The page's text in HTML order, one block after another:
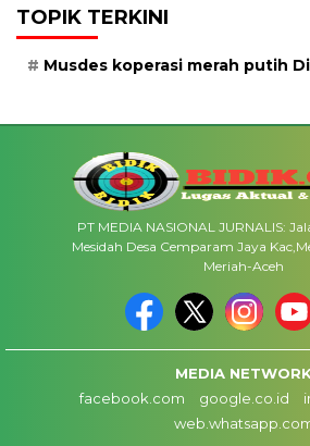
TOPIK TERKINI
Musdes koperasi merah putih
PT MEDIA NASIONAL JURNALIS:
Mesidah Desa Cemparam Jaya
Meriah-Aceh
MEDIA NETWORK
facebook.com
google.co.id